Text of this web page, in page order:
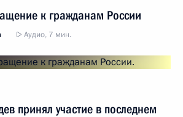
к гражданам России
Аудио, 7 мин.
принял участие в последнем